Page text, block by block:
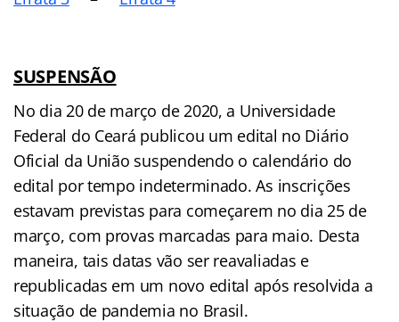
SUSPENSÃO
No dia 20 de março de 2020, a Universidade
Federal do Ceará publicou um edital no Diário
Oficial da União suspendendo o calendário do
edital por tempo indeterminado. As inscrições
estavam previstas para começarem no dia 25 de
março, com provas marcadas para maio. Desta
maneira, tais datas vão ser reavaliadas e
republicadas em um novo edital após resolvida a
situação de pandemia no Brasil.